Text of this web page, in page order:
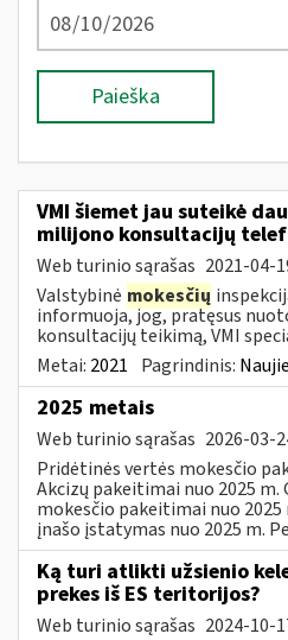
Paieška
VMI šiemet jau suteikė
milijono konsultacijų
Web turinio sąrašas 2021-04-
Valstybinė mokesčių
informuoja, jog, pratęsus
konsultacijų teikimą, VMI
Metai: 2021 Pagrindinis:
2025 metais
Web turinio sąrašas 2026-03-
Pridėtinės vertės mokesčio
Akcizų pakeitimai nuo 2025 m.
mokesčio pakeitimai nuo
įnašo įstatymas nuo 2025 m.
Ką turi atlikti užsienio
prekes iš ES teritorijos?
Web turinio sąrašas 2024-10-